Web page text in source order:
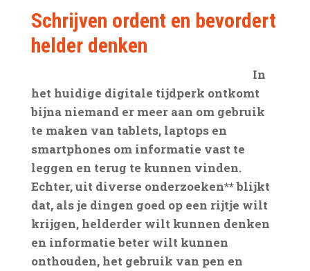
Schrijven ordent en bevordert
helder denken
In
het huidige digitale tijdperk ontkomt
bijna niemand er meer aan om gebruik
te maken van tablets, laptops en
smartphones om informatie vast te
leggen en terug te kunnen vinden.
Echter, uit diverse onderzoeken** blijkt
dat, als je dingen goed op een rijtje wilt
krijgen, helderder wilt kunnen denken
en informatie beter wilt kunnen
onthouden, het gebruik van pen en